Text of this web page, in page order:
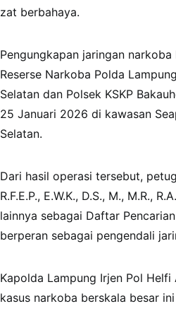
zat berbahaya.
Pengungkapan jaringan
Reserse Narkoba Polda
Selatan dan Polsek KSKP
25 Januari 2026 di kawasan
Selatan.
Dari hasil operasi tersebut,
R.F.E.P., E.W.K., D.S., M., M.R.,
lainnya sebagai Daftar
berperan sebagai pengendali
Kapolda Lampung Irjen Pol
kasus narkoba berskala besar